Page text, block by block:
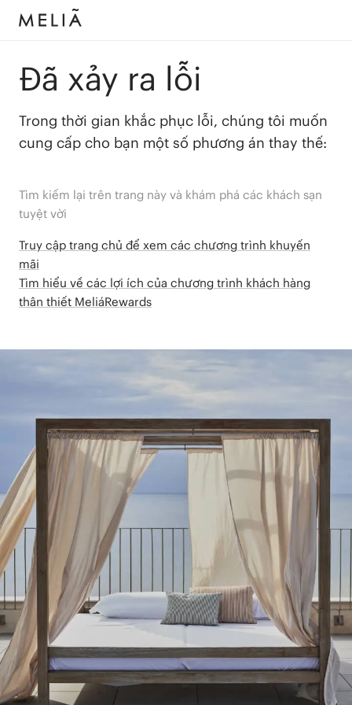
Đã xảy ra lỗi
Trong thời gian khắc phục lỗi, chúng tôi muốn
cung cấp cho bạn một số phương án thay thế:
Tìm kiếm lại trên trang này và khám phá các khách sạn
tuyệt vời
Truy cập trang chủ để xem các chương trình khuyến
mãi
Tìm hiểu về các lợi ích của chương trình khách hàng
thân thiết MeliáRewards